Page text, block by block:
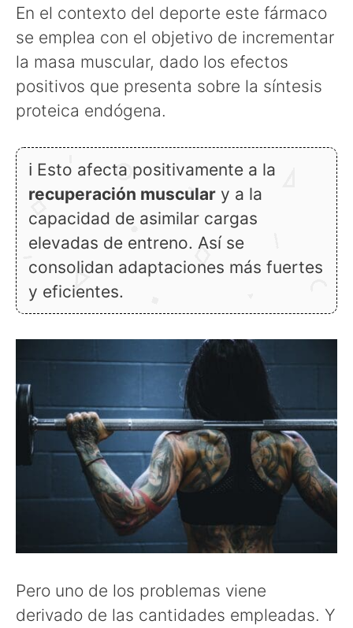
En el contexto del deporte este fármaco
se emplea con el objetivo de incrementar
la masa muscular, dado los efectos
positivos que presenta sobre la síntesis
proteica endógena.
ℹ Esto afecta positivamente a la
recuperación muscular y a la
capacidad de asimilar cargas
elevadas de entreno. Así se
consolidan adaptaciones más fuertes
y eficientes.
Pero uno de los problemas viene
derivado de las cantidades empleadas. Y